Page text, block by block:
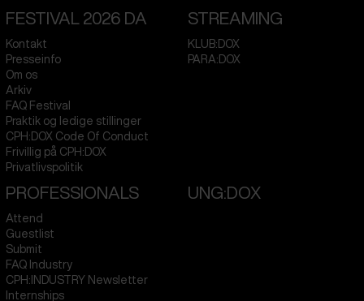
FESTIVAL 2026 DA
Kontakt
Presseinfo
Om os
Arkiv
FAQ Festival
Praktik og ledige stillinger
CPH:DOX Code Of Conduct
Frivillig på CPH:DOX
Privatlivspolitik
STREAMING
KLUB:DOX
PARA:DOX
PROFESSIONALS
Attend
Guestlist
Submit
FAQ Industry
CPH:INDUSTRY Newsletter
Internships
UNG:DOX